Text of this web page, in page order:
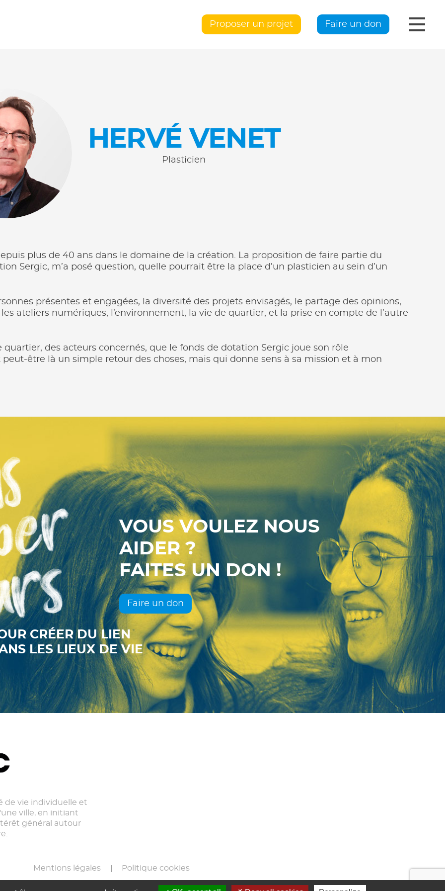
Proposer un projet Faire un don
HERVÉ VENET
Plasticien
plus de 40 ans dans le domaine de la création. La proposition de faire partie du
Sergic, m’a posé question, quelle pourrait être la place d’un plasticien au sein d’un
présentes et engagées, la diversité des projets envisagés, le partage des opinions,
ateliers numériques, l’environnement, la vie de quartier, et la prise en compte de l’autre
quartier, des acteurs concernés, que le fonds de dotation Sergic joue son rôle
peut-être là un simple retour des choses, mais qui donne sens à sa mission et à mon
CRÉER DU LIEN
LES LIEUX DE VIE
VOUS VOULEZ NOUS
AIDER ?
FAITES UN DON !
Faire un don
de vie individuelle et
ville, en initiant
général autour
Mentions légales Politique cookies